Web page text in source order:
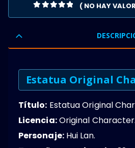
( NO HAY
Estatua Original
Título: Estatua Original
Licencia:Original Character.
Personaje:Hui Lan.